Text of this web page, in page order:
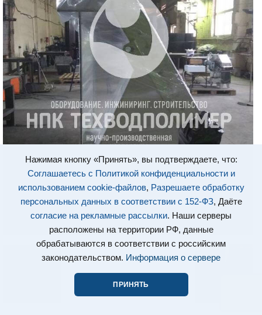
Нажимая кнопку «Принять», вы подтверждаете, что:
Соглашаетесь с Политикой конфиденциальности и
использованием cookie-файлов, Разрешаете обработку
персональных данных в соответствии с 152-ФЗ, Даёте
согласие на рекламные рассылки. Наши серверы
расположены на территории РФ, данные
обрабатываются в соответствии с российским
законодательством. Информация о сервере
ПРИНЯТЬ